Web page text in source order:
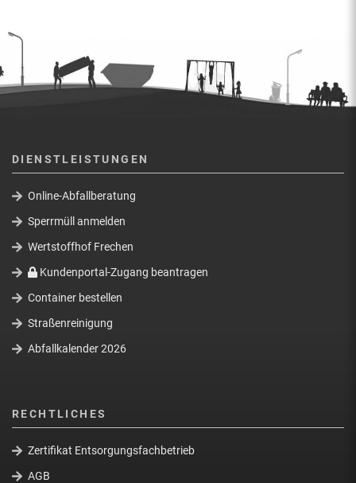
DIENSTLEISTUNGEN
Online-Abfallberatung
Sperrmüll anmelden
Wertstoffhof Frechen
Kundenportal-Zugang beantragen
Container bestellen
Straßenreinigung
Abfallkalender 2026
RECHTLICHES
Zertifikat Entsorgungsfachbetrieb
AGB